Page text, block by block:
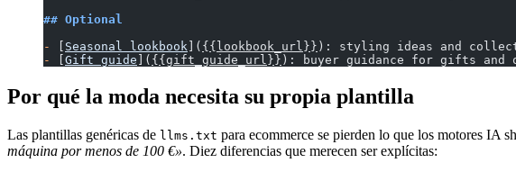
## Optional
-
Seasonal lookbook ]( {{lookbook_url}} ): styling ideas and
-
Gift guide ]( {{gift_guide_url}} ): buyer guidance for gifts and
Por qué la moda necesita su propia plantilla
Las plantillas genéricas de llms.txt para ecommerce se pierden lo que los motores IA
máquina por menos de 100 €». Diez diferencias que merecen ser explícitas: